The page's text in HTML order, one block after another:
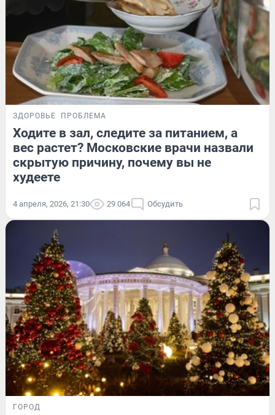
ЗДОРОВЬЕ ПРОБЛЕМА
Ходите в зал, следите за питанием, а
вес растет? Московские врачи назвали
скрытую причину, почему вы не
худеете
4 апреля, 2026, 21:30 29 064 Обсудить
ГОРОД